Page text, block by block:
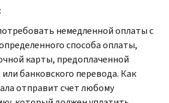
немедленной оплаты с
способа оплаты,
карты, предоплаченной
банковского перевода. Как
отправит счет любому